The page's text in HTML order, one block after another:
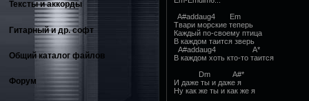
Тексты и аккорды
Гитарный и др. софт
Общий каталог файлов
Форум
A#addaug4 Em
Твари морские теперь
Каждый по-своему птица
В каждом таится зверь
A#addaug4 A*
В каждом хоть кто-то таится
Dm A#*
И даже ты и даже я
Ну как же ты и как же я